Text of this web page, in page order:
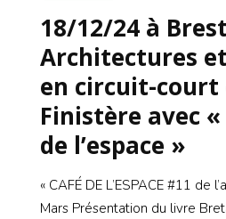
18/12/24 à
Architectures
en circuit-court
Finistère avec
de l’espace »
« CAFÉ DE L’ESPACE #11 de
Mars Présentation du livre